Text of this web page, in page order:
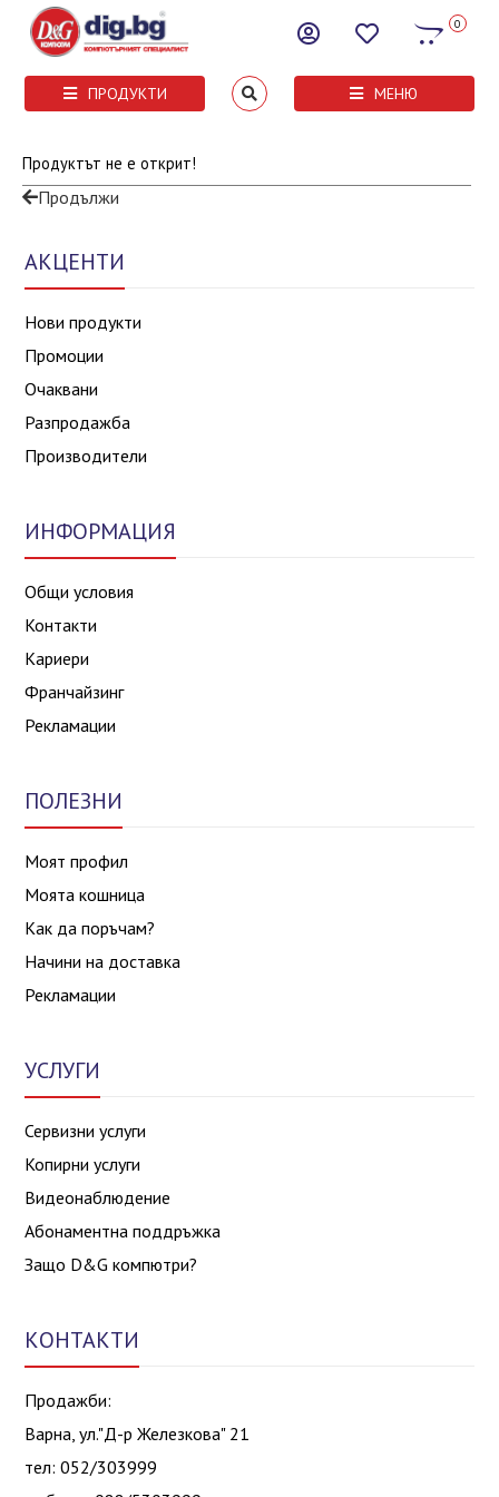
0
ПРОДУКТИ МЕНЮ
Продуктът не е открит!
Продължи
АКЦЕНТИ
Нови продукти
Промоции
Очаквани
Разпродажба
Производители
ИНФОРМАЦИЯ
Общи условия
Контакти
Кариери
Франчайзинг
Рекламации
ПОЛЕЗНИ
Моят профил
Моята кошница
Как да поръчам?
Начини на доставка
Рекламации
УСЛУГИ
Сервизни услуги
Копирни услуги
Видеонаблюдение
Абонаментна поддръжка
Защо D&G компютри?
КОНТАКТИ
Продажби:
Варна, ул."Д-р Железкова" 21
тел: 052/303999